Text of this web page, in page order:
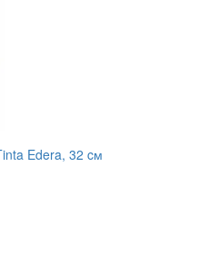
Edera, 32 cм